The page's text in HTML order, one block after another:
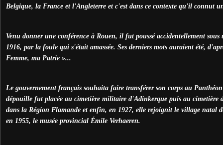
Belgique, la France et l'Angleterre et c'est dans ce contexte qu'il connut
Venu donner une conférence à Rouen, il fut poussé accidentellement
1916, par la foule qui s'était amassée. Ses derniers mots auraient été,
Femme, ma Patrie »...
Le gouvernement français souhaita faire transférer son corps au
dépouille fut placée au cimetière militaire d'Adinkerque puis au cimetière
dans la Région Flamande et enfin, en 1927, elle rejoignit le village natal
en 1955, le musée provincial Émile Verhaeren.